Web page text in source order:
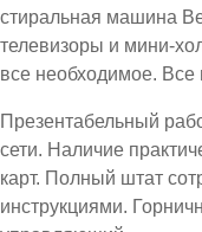
стиральная машина
телевизоры и мини-
все необходимое. Все
Презентабельный
сети. Наличие
карт. Полный штат
инструкциями.